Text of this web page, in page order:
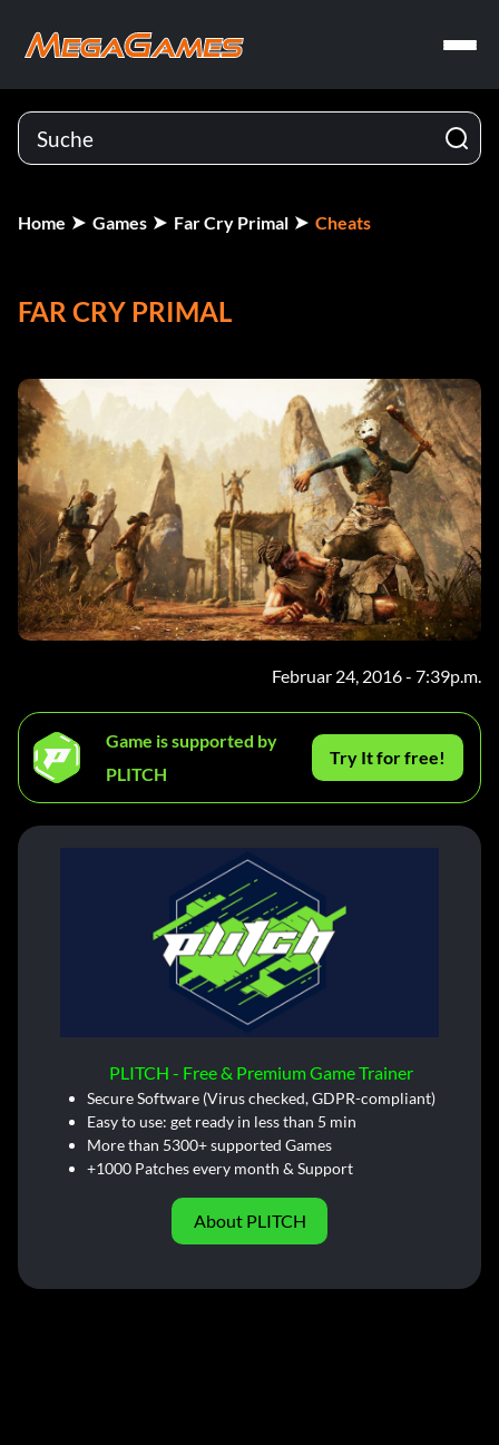
Home Games Far Cry Primal Cheats
FAR CRY PRIMAL
Februar 24, 2016 - 7:39p.m.
Game is supported by
PLITCH
Try It for free!
PLITCH - Free & Premium Game Trainer
Secure Software (Virus checked, GDPR-compliant)
Easy to use: get ready in less than 5 min
More than 5300+ supported Games
+1000 Patches every month & Support
About PLITCH